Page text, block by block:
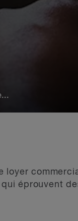
loyer
éprouvent